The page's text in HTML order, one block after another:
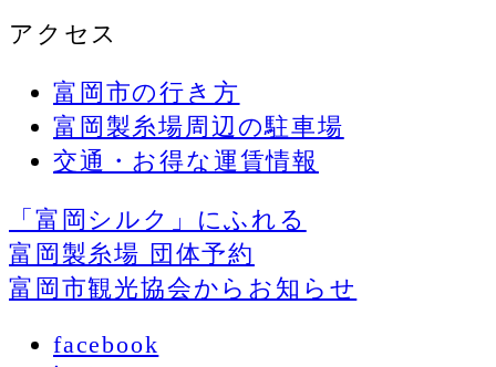
アクセス
富岡市の行き方
富岡製糸場周辺の駐車場
交通・お得な運賃情報
「富岡シルク」にふれる
富岡製糸場 団体予約
富岡市観光協会からお知らせ
facebook